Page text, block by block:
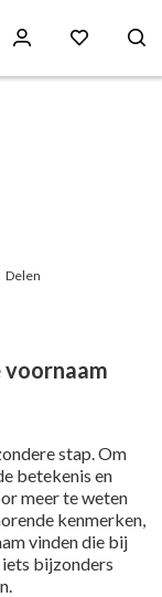
Delen
voornaam
stap. Om
betekenis en
meer te weten
kenmerken,
vinden die bij
iets bijzonders